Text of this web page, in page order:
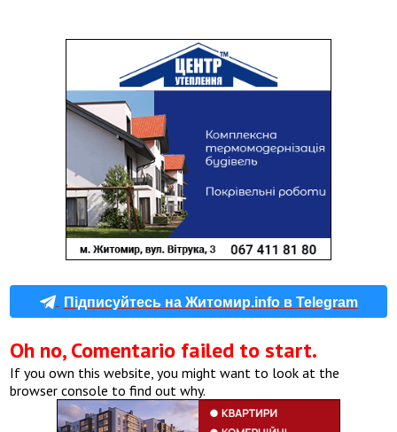
Підписуйтесь на Житомир.info в Telegram
Oh no, Comentario failed to start.
If you own this website, you might want to look at the
browser console to find out why.